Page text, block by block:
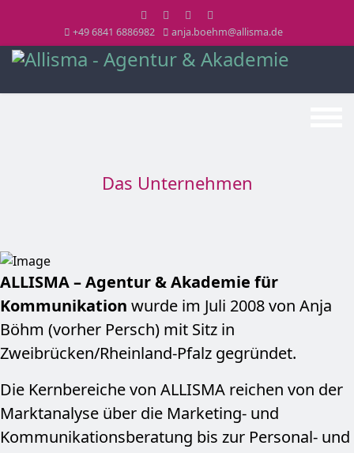
+49 6841 6886982 anja.boehm@allisma.de
Das Unternehmen
ALLISMA – Agentur & Akademie für
Kommunikation wurde im Juli 2008 von Anja
Böhm (vorher Persch) mit Sitz in
Zweibrücken/Rheinland-Pfalz gegründet.
Die Kernbereiche von ALLISMA reichen von der
Marktanalyse über die Marketing- und
Kommunikationsberatung bis zur Personal- und